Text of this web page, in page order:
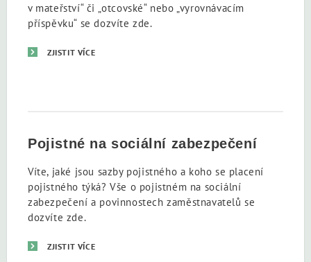
v mateřství“ či „otcovské“ nebo „vyrovnávacím
příspěvku“ se dozvíte zde.
ZJISTIT VÍCE
Pojistné na sociální zabezpečení
Víte, jaké jsou sazby pojistného a koho se placení
pojistného týká? Vše o pojistném na sociální
zabezpečení a povinnostech zaměstnavatelů se
dozvíte zde.
ZJISTIT VÍCE